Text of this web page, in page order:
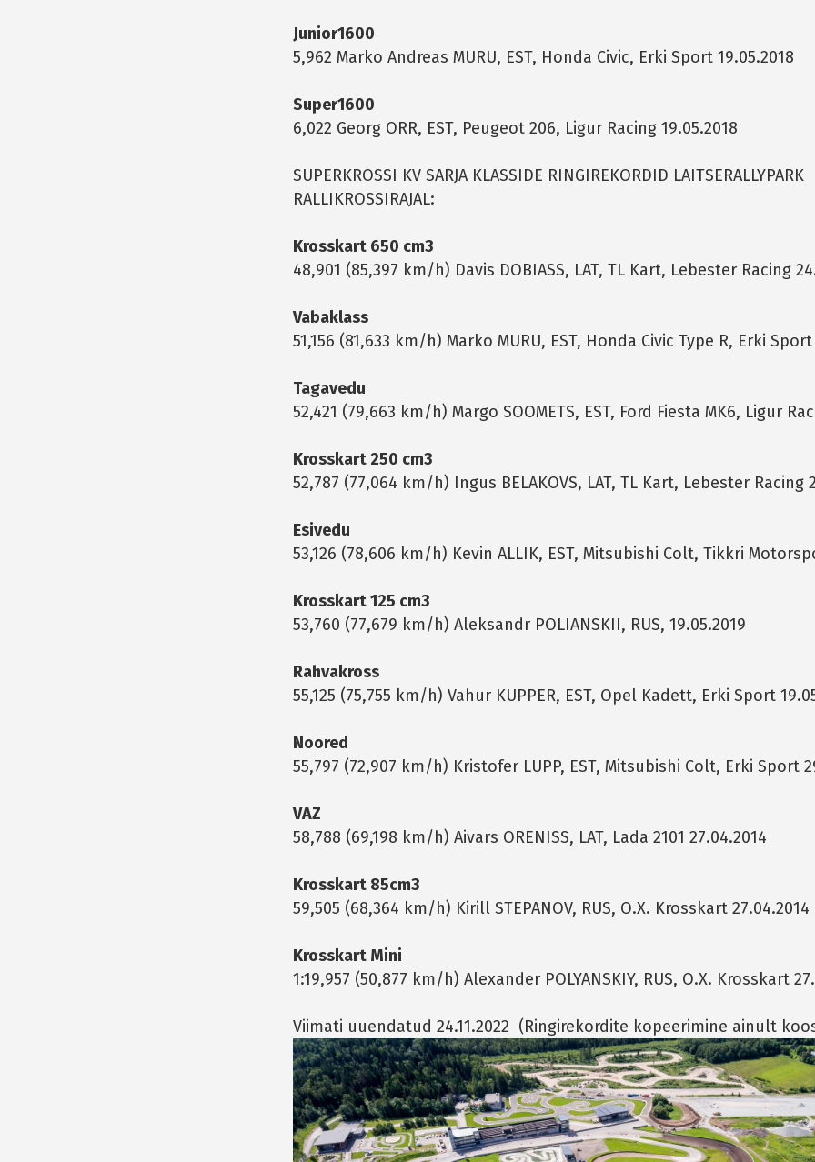
Junior1600
5,962 Marko Andreas MURU, EST, Honda Civic, Erki Sport 19.05.2018
Super1600
6,022 Georg ORR, EST, Peugeot 206, Ligur Racing 19.05.2018
SUPERKROSSI KV SARJA KLASSIDE RINGIREKORDID LAITSERALLYPARK
RALLIKROSSIRAJAL:
Krosskart 650 cm3
48,901 (85,397 km/h) Davis DOBIASS, LAT, TL Kart, Lebester Racing
Vabaklass
51,156 (81,633 km/h) Marko MURU, EST, Honda Civic Type R, Erki Sport
Tagavedu
52,421 (79,663 km/h) Margo SOOMETS, EST, Ford Fiesta MK6, Ligur
Krosskart 250 cm3
52,787 (77,064 km/h) Ingus BELAKOVS, LAT, TL Kart, Lebester Racing
Esivedu
53,126 (78,606 km/h) Kevin ALLIK, EST, Mitsubishi Colt, Tikkri
Krosskart 125 cm3
53,760 (77,679 km/h) Aleksandr POLIANSKII, RUS, 19.05.2019
Rahvakross
55,125 (75,755 km/h) Vahur KUPPER, EST, Opel Kadett, Erki Sport
Noored
55,797 (72,907 km/h) Kristofer LUPP, EST, Mitsubishi Colt, Erki Sport
VAZ
58,788 (69,198 km/h) Aivars ORENISS, LAT, Lada 2101 27.04.2014
Krosskart 85cm3
59,505 (68,364 km/h) Kirill STEPANOV, RUS, O.X. Krosskart 27.04.2014
Krosskart Mini
1:19,957 (50,877 km/h) Alexander POLYANSKIY, RUS, O.X. Krosskart
Viimati uuendatud 24.11.2022 (Ringirekordite kopeerimine ainult